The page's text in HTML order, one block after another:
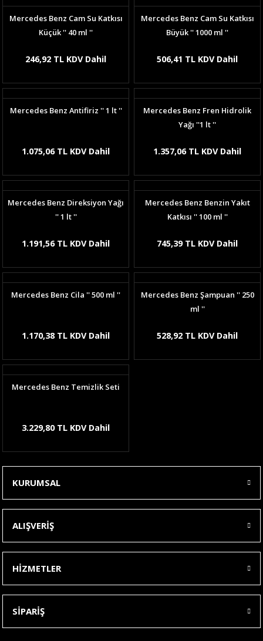
Mercedes Benz Cam Su Katkısı
Küçük '' 40 ml ''
246,92 TL KDV Dahil
Mercedes Benz Cam Su Katkısı
Büyük '' 1000 ml ''
506,41 TL KDV Dahil
Mercedes Benz Antifiriz '' 1 lt ''
1.075,06 TL KDV Dahil
Mercedes Benz Fren Hidrolik
Yağı ''1 lt ''
1.357,06 TL KDV Dahil
Mercedes Benz Direksiyon Yağı
'' 1 lt ''
1.191,56 TL KDV Dahil
Mercedes Benz Benzin Yakıt
Katkısı '' 100 ml ''
745,39 TL KDV Dahil
Mercedes Benz Cila '' 500 ml ''
1.170,38 TL KDV Dahil
Mercedes Benz Şampuan '' 250
ml ''
528,92 TL KDV Dahil
Mercedes Benz Temizlik Seti
3.229,80 TL KDV Dahil
KURUMSAL
ALIŞVERİŞ
HİZMETLER
SİPARİŞ